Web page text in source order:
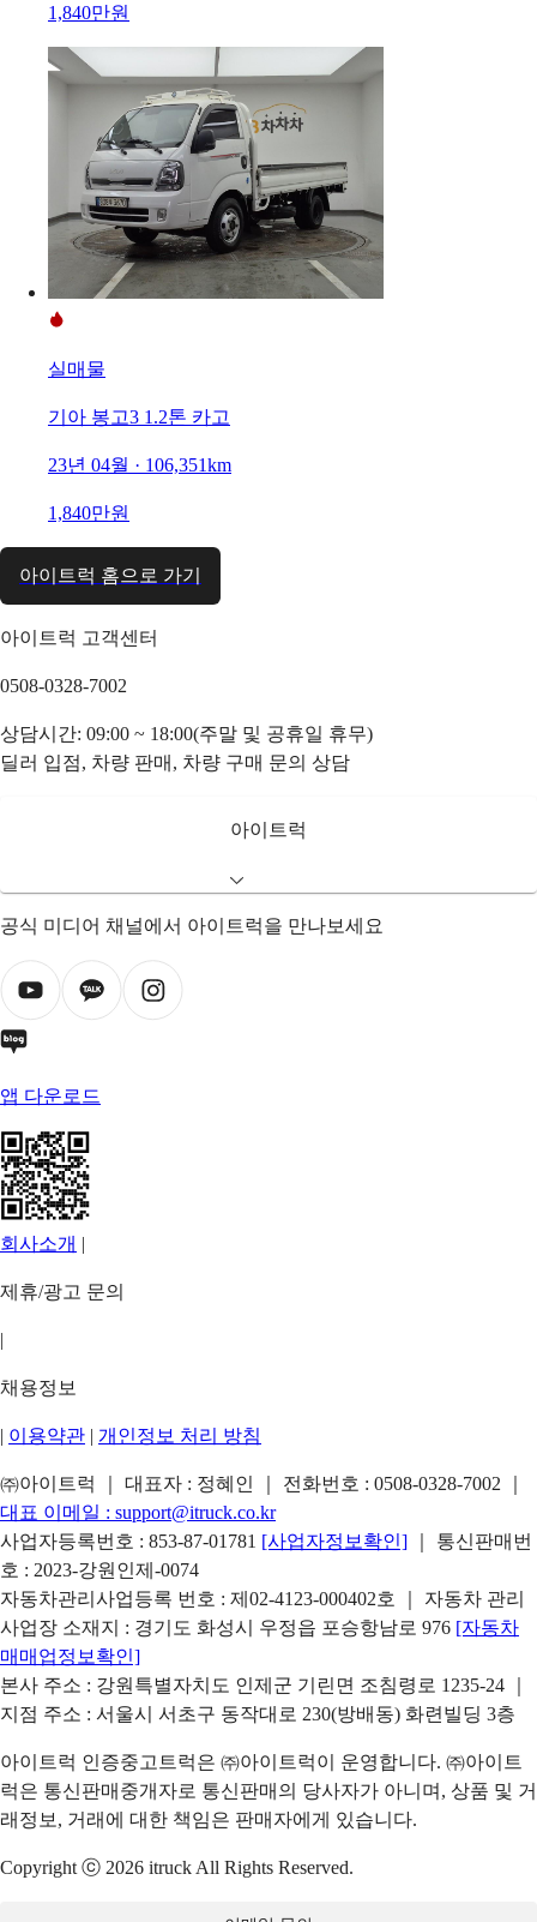
1,840만원
실매물
기아 봉고3 1.2톤 카고
23년 04월 · 106,351km
1,840만원
아이트럭 홈으로 가기
아이트럭 고객센터
0508-0328-7002
상담시간: 09:00 ~ 18:00(주말 및 공휴일 휴무)
딜러 입점, 차량 판매, 차량 구매 문의 상담
아이트럭
공식 미디어 채널에서 아이트럭을 만나보세요
앱 다운로드
회사소개 |
제휴/광고 문의
|
채용정보
| 이용약관 | 개인정보 처리 방침
㈜아이트럭 ｜ 대표자 : 정혜인 ｜ 전화번호 : 0508-0328-7002
대표 이메일 : support@itruck.co.kr
사업자등록번호 : 853-87-01781 [사업자정보확인]
｜ 통신판매번
호 : 2023-강원인제-0074
자동차관리사업등록 번호 : 제02-4123-000402호 ｜ 자동차 관리
사업장 소재지 : 경기도 화성시 우정읍 포승항남로 976 [자동차
매매업정보확인]
본사 주소 : 강원특별자치도 인제군 기린면 조침령로 1235-24 ｜
지점 주소 : 서울시 서초구 동작대로 230(방배동) 화련빌딩 3층
아이트럭 인증중고트럭은 ㈜아이트럭이 운영합니다. ㈜아이트
럭은 통신판매중개자로 통신판매의 당사자가 아니며, 상품 및 거
래정보, 거래에 대한 책임은 판매자에게 있습니다.
Copyright ⓒ 2026 itruck All Rights Reserved.